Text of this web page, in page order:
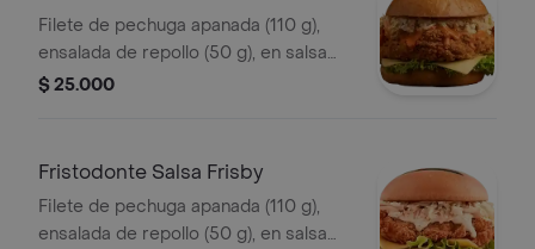
Filete de pechuga apanada (110 g),
ensalada de repollo (50 g), en salsa
búfalo sriracha.
$ 25.000
Fristodonte Salsa Frisby
Filete de pechuga apanada (110 g),
ensalada de repollo (50 g), en salsa